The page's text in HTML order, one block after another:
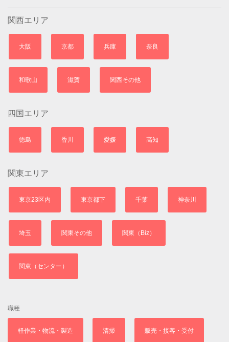
関西エリア
大阪 京都 兵庫 奈良
和歌山 滋賀 関西その他
四国エリア
徳島 香川 愛媛 高知
関東エリア
東京23区内 東京都下 千葉 神奈川
埼玉 関東その他 関東（Biz）
関東（センター）
職種
軽作業・物流・製造 清掃 販売・接客・受付